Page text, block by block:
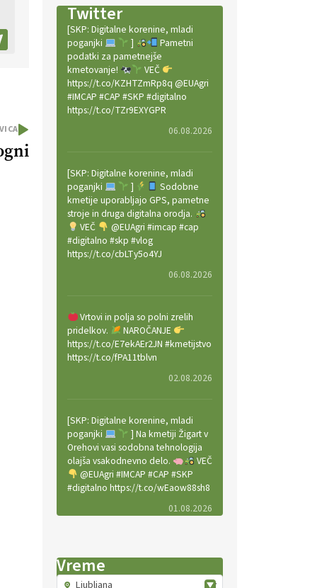
Twitter
[SKP: Digitalne korenine, mladi
poganjki
]
Pametni
podatki za pametnejše
kmetovanje!
VEČ
https://t.co/KZHTZmRp8q @EUAgri
#IMCAP #CAP #SKP #digitalno
https://t.co/TZr9EXYGPR
06.08.2026
[SKP: Digitalne korenine, mladi
poganjki
]
Sodobne
kmetije uporabljajo GPS, pametne
stroje in druga digitalna orodja.
VEČ
@EUAgri #imcap #cap
#digitalno #skp #vlog
https://t.co/cbLTy5o4YJ
06.08.2026
Vrtovi in polja so polni zrelih
pridelkov.
NAROČANJE
https://t.co/E7ekAEr2JN #kmetijstvo
https://t.co/fPA11tblvn
02.08.2026
[SKP: Digitalne korenine, mladi
poganjki
] Na kmetiji Žigart v
Orehovi vasi sodobna tehnologija
olajša vsakodnevno delo.
VEČ
@EUAgri #IMCAP #CAP #SKP
#digitalno https://t.co/wEaow88sh8
01.08.2026
ekološko vinsko posestvo Fedora
na Krasu.
VEČ
Vreme
Ljubljana